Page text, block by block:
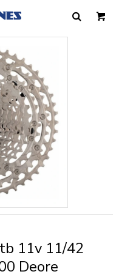
11v 11/42
Deore
cuando